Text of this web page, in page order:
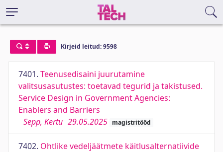
Kirjeid leitud: 9598
7401. Teenusedisaini juurutamine
valitsusasutustes: toetavad tegurid ja takistused.
Service Design in Government Agencies:
Enablers and Barriers
Sepp, Kertu 29.05.2025 magistritööd
7402. Ohtlike vedeljäätmete käitlusalternatiivide